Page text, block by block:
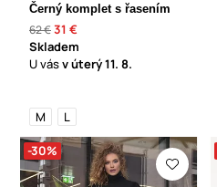
Černý komplet s řasením
62 €31 €
Skladem
U vásv úterý11. 8.
M L
-30%